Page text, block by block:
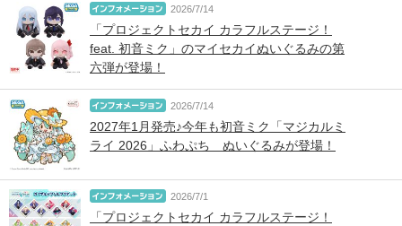
2026/7/14
「プロジェクトセカイ カラフルステージ！
feat. 初音ミク」のマイセカイぬいぐるみの第
六弾が登場！
2026/7/14
2027年1月発売♪今年も初音ミク「マジカルミ
ライ 2026」ふわぷち ぬいぐるみが登場！
2026/7/1
「プロジェクトセカイ カラフルステージ！